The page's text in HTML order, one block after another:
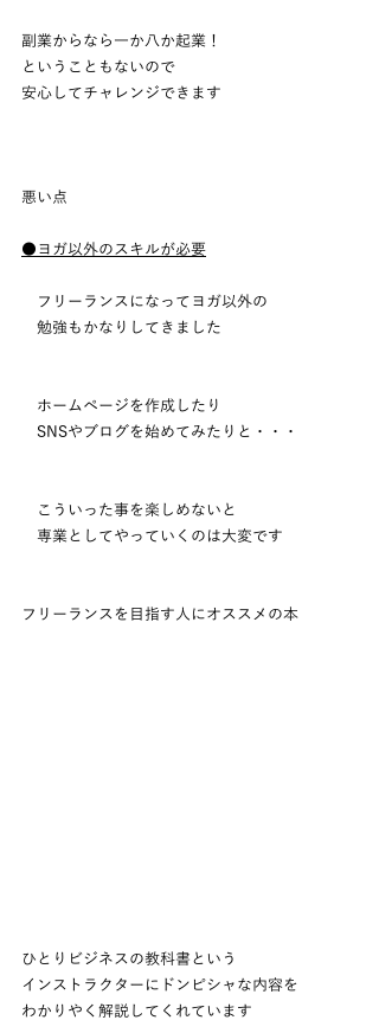
副業からなら一か八か起業！
ということもないので
安心してチャレンジできます
悪い点
●ヨガ以外のスキルが必要
フリーランスになってヨガ以外の
勉強もかなりしてきました
ホームページを作成したり
SNSやブログを始めてみたりと・・・
こういった事を楽しめないと
専業としてやっていくのは大変です
フリーランスを目指す人にオススメの本
ひとりビジネスの教科書という
インストラクターにドンピシャな内容を
わかりやく解説してくれています